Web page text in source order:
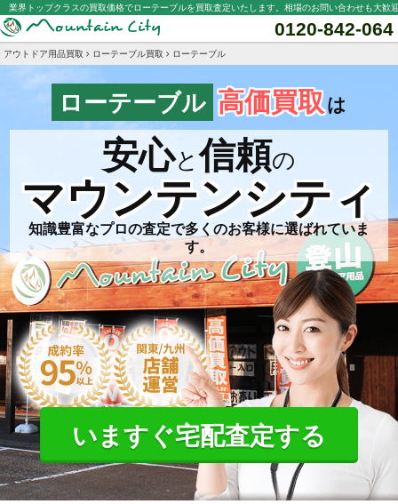
業界トップクラスの買取価格でローテーブルを買取査定いたします。相場のお問い合わせも大歓
0120-842-064
アウトドア用品買取 ローテーブル買取 ローテーブル
ローテーブル 高価買取は
安心と信頼の
マウンテンシティ
知識豊富なプロの査定で多くのお客様に選ばれていま
す。
いますぐ宅配査定する